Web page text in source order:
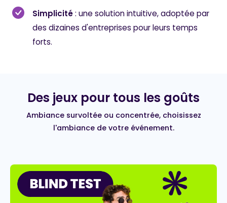
Simplicité: une solution intuitive, adoptée par
des dizaines d'entreprises pour leurs temps
forts.
Des jeux pour tous les goûts
Ambiance survoltée ou concentrée, choisissez
l'ambiance de votre événement.